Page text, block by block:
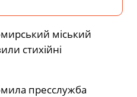
міський
стихійні
пресслужба